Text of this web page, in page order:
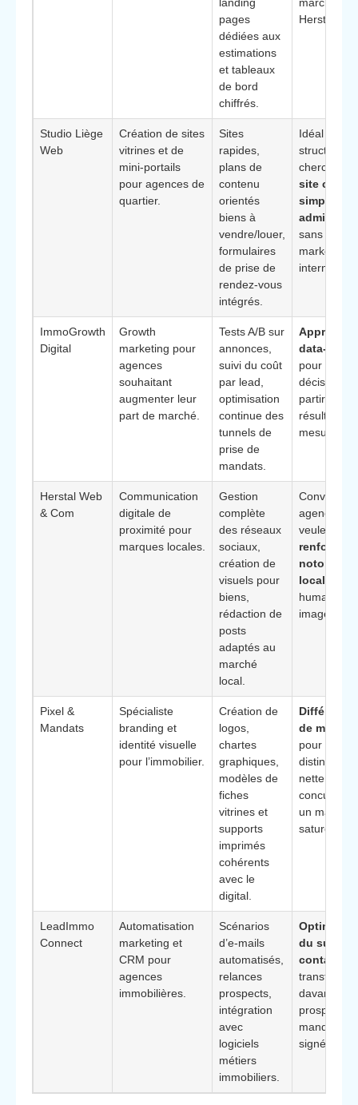
pages
dédiées aux
estimations
et tableaux
de bord
chiffrés.
Herstal.
Studio Liège
Web
Création de sites
vitrines et de
mini-portails
pour agences de
quartier.
Sites
rapides,
plans de
contenu
orientés
biens à
vendre/louer,
formulaires
de prise de
rendez-vous
intégrés.
Idéal pour
structures
cherchent
site clair et
simple à
sans
marketing
interne.
ImmoGrowth
Digital
Growth
marketing pour
agences
souhaitant
augmenter leur
part de marché.
Tests A/B sur
annonces,
suivi du coût
par lead,
optimisation
continue des
tunnels de
prise de
mandats.
Approche
data-
pour
décisions à
partir de
résultats
Herstal Web
& Com
Communication
digitale de
proximité pour
marques locales.
Gestion
complète
des réseaux
sociaux,
création de
visuels pour
biens,
rédaction de
posts
adaptés au
marché
local.
Convient
agences
veulent
renforcer
notoriété
locale
humaniser
image.
Pixel &
Mandats
Spécialiste
branding et
identité visuelle
pour l’immobilier.
Création de
logos,
chartes
graphiques,
modèles de
fiches
vitrines et
supports
imprimés
cohérents
avec le
digital.
de marque
pour se
distinguer
nettement
un marché
saturé.
LeadImmo
Connect
Automatisation
marketing et
CRM pour
agences
immobilières.
Scénarios
d’e-mails
automatisés,
relances
prospects,
intégration
avec
logiciels
métiers
immobiliers.
du suivi
contacts
transformer
davantage
prospects
mandats
signés.